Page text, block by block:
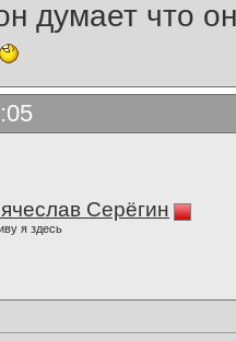
думает что
Серёгин
я здесь